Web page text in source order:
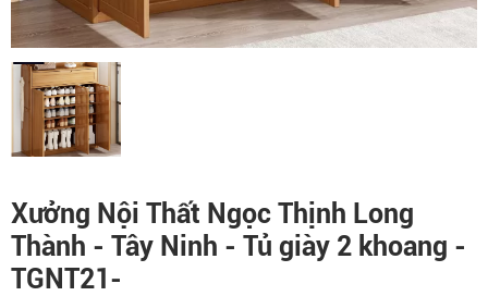
Xưởng Nội Thất Ngọc Thịnh Long
Thành - Tây Ninh - Tủ giày 2 khoang -
TGNT21-